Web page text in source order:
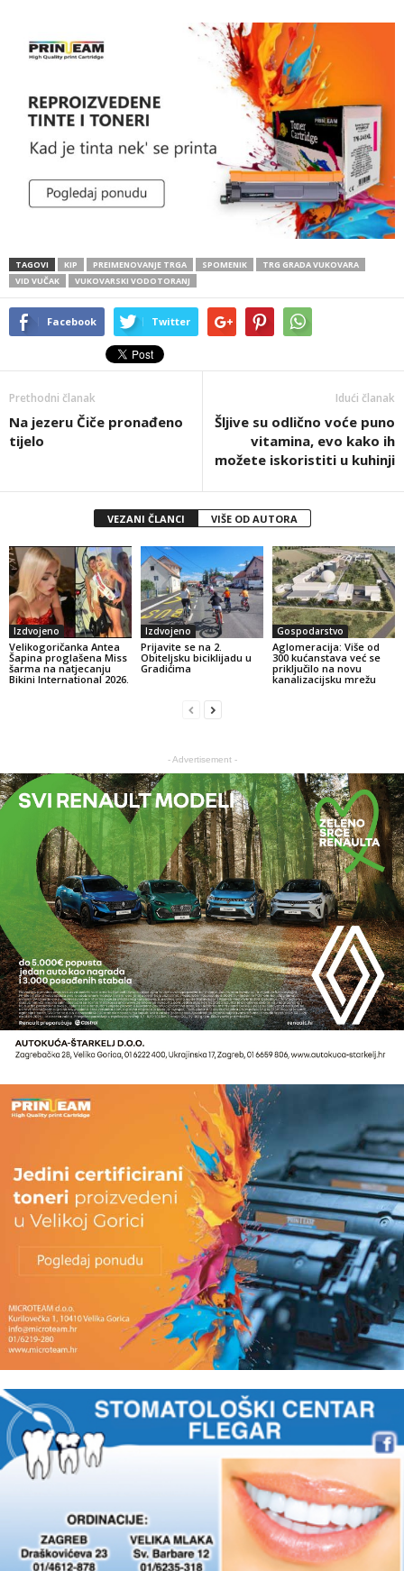
TAGOVI KIP PREIMENOVANJE TRGA SPOMENIK
TRG GRADA VUKOVARA
VID VUČAK
VUKOVARSKI VODOTORANJ
Facebook Twitter
Prethodni članak
Na jezeru Čiče pronađeno
tijelo
Idući članak
Šljive su odlično voće puno
vitamina, evo kako ih
možete iskoristiti u kuhinji
VEZANI ČLANCI VIŠE OD AUTORA
Izdvojeno
Velikogoričanka Antea
Šapina proglašena Miss
šarma na natjecanju
Bikini International 2026.
Izdvojeno
Prijavite se na 2.
Obiteljsku biciklijadu u
Gradićima
Gospodarstvo
Aglomeracija: Više od
300 kućanstava već se
priključilo na novu
kanalizacijsku mrežu
- Advertisement -